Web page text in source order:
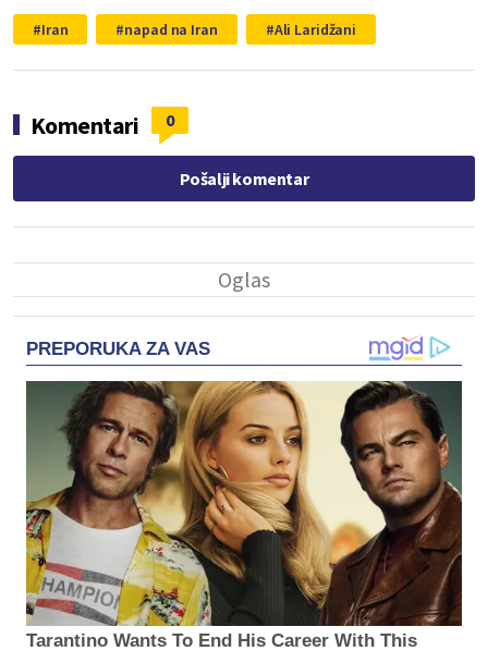
Iran napad na Iran Ali Laridžani
Komentari 0
Pošalji komentar
PREPORUKA ZA VAS
Tarantino Wants To End His Career With This